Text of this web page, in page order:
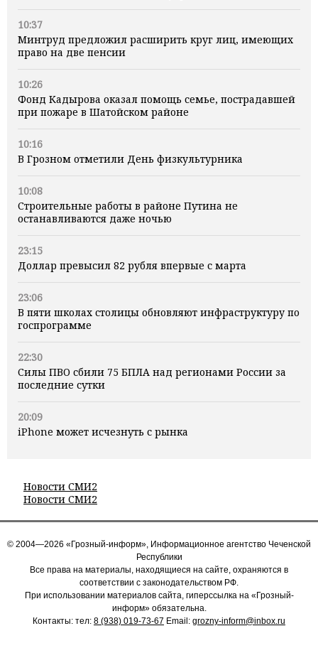
10:37
Минтруд предложил расширить круг лиц, имеющих
право на две пенсии
10:26
Фонд Кадырова оказал помощь семье, пострадавшей
при пожаре в Шатойском районе
10:16
В Грозном отметили День физкультурника
10:08
Строительные работы в районе Путина не
останавливаются даже ночью
23:15
Доллар превысил 82 рубля впервые с марта
23:06
В пяти школах столицы обновляют инфраструктуру по
госпрограмме
22:30
Силы ПВО сбили 75 БПЛА над регионами России за
последние сутки
20:09
iPhone может исчезнуть с рынка
Новости СМИ2
Новости СМИ2
© 2004—2026 «Грозный-информ», Информационное агентство Чеченской
Республики
Все права на материалы, находящиеся на сайте, охраняются в
соответствии с законодательством РФ.
При использовании материалов сайта, гиперссылка на «Грозный-
информ» обязательна.
Контакты: тел: 8 (938) 019-73-67 Email: grozny-inform@inbox.ru